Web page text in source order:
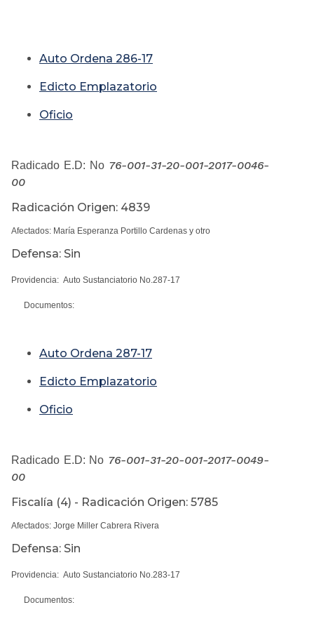
Auto Ordena 286-17
Edicto Emplazatorio
Oficio
Radicado E.D: No 76-001-31-20-001-2017-0046-
00
Radicación Origen: 4839
Afectados: María Esperanza Portillo Cardenas y otro
Defensa: Sin
Providencia: Auto Sustanciatorio No.287-17
Documentos:
Auto Ordena 287-17
Edicto Emplazatorio
Oficio
Radicado E.D: No 76-001-31-20-001-2017-0049-
00
Fiscalía (4) - Radicación Origen: 5785
Afectados: Jorge Miller Cabrera Rivera
Defensa: Sin
Providencia: Auto Sustanciatorio No.283-17
Documentos: